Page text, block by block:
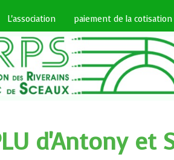
L'association paiement de la cotisation
d'Antony et